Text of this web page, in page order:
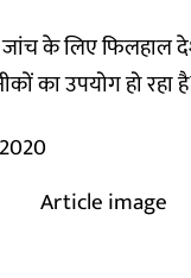
जांच के लिए फिलहाल
का उपयोग हो रहा